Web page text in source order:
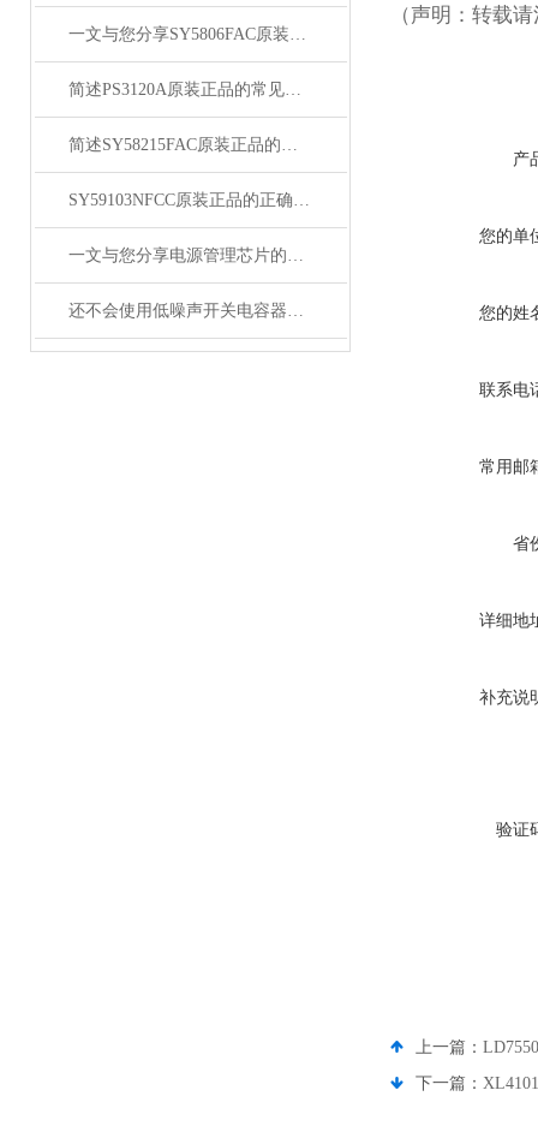
一文与您分享SY5806FAC原装正品的常见问题相应解决方法
简述PS3120A原装正品的常见故障相应解决方法
简述SY58215FAC原装正品的正确安装方法
SY59103NFCC原装正品的正确维护保养方法分享
一文与您分享电源管理芯片的维护保养方法
还不会使用低噪声开关电容器？进来看
（声明：转载
产
您的单
您的姓
联系电
常用邮
省
详细地
补充说
验证
上一篇：
下一篇：